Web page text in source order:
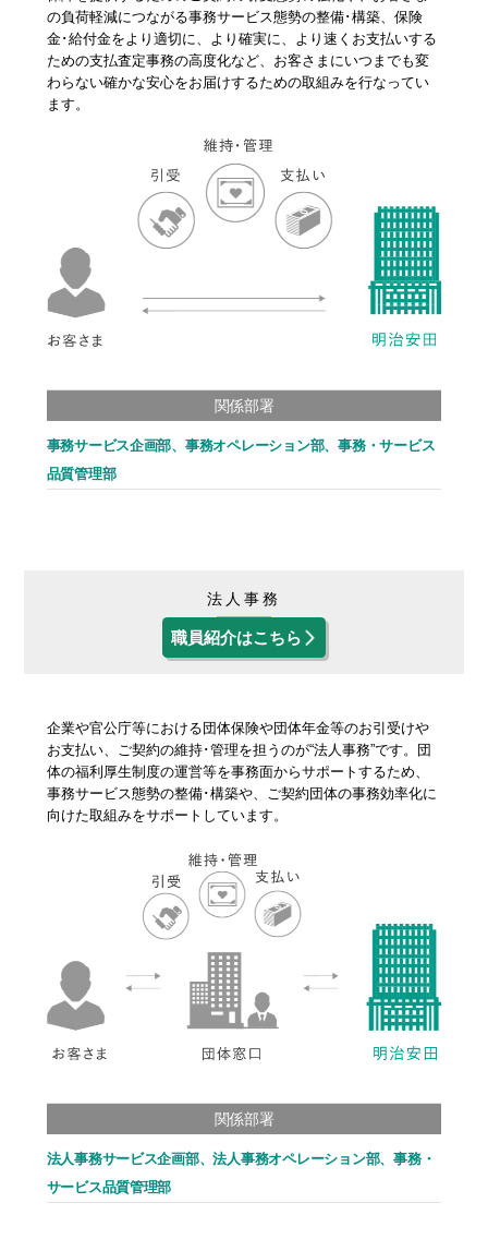
の負荷軽減につながる事務サービス態勢の整備･構築、保険
金･給付金をより適切に、より確実に、より速くお支払いする
ための支払査定事務の高度化など、お客さまにいつまでも変
わらない確かな安心をお届けするための取組みを行なってい
ます。
関係部署
事務サービス企画部、事務オペレーション部、事務・サービス
品質管理部
法人事務
職員紹介はこちら
企業や官公庁等における団体保険や団体年金等のお引受けや
お支払い、ご契約の維持･管理を担うのが“法人事務”です。団
体の福利厚生制度の運営等を事務面からサポートするため、
事務サービス態勢の整備･構築や、ご契約団体の事務効率化に
向けた取組みをサポートしています。
関係部署
法人事務サービス企画部、法人事務オペレーション部、事務・
サービス品質管理部